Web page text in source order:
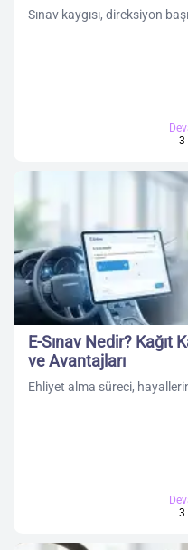
Sınav kaygısı, direksiyon
3
E-Sınav Nedir? Kağıt
ve Avantajları
Ehliyet alma süreci,
3